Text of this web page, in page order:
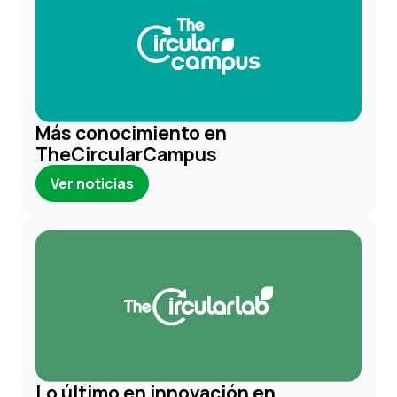
Más conocimiento en
TheCircularCampus
Ver noticias